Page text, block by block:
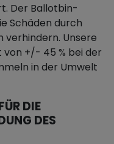
Der Ballotbin-
Schäden durch
verhindern. Unsere
von +/- 45 % bei der
in der Umwelt
DIE
DES